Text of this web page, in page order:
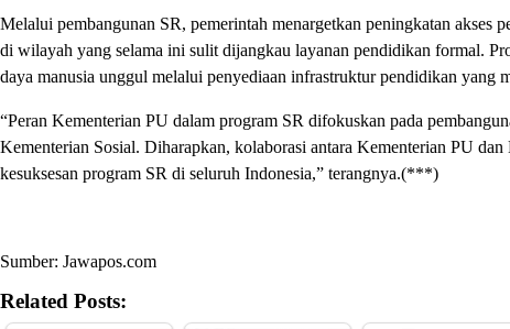
Melalui pembangunan SR, pemerintah menargetkan peningkatan akses
di wilayah yang selama ini sulit dijangkau layanan pendidikan formal.
daya manusia unggul melalui penyediaan infrastruktur pendidikan yang
“Peran Kementerian PU dalam program SR difokuskan pada
Kementerian Sosial. Diharapkan, kolaborasi antara Kementerian PU
kesuksesan program SR di seluruh Indonesia,” terangnya.(***)
Sumber: Jawapos.com
Related Posts: